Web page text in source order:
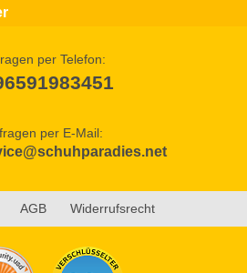
per Telefon:
per E-Mail:
AGB Widerrufsrecht